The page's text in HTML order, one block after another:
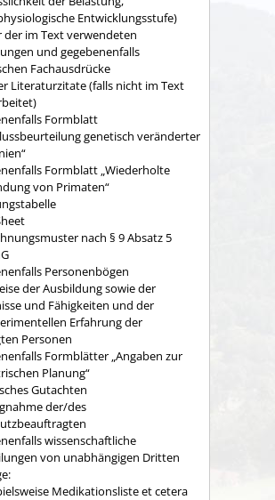
Entwicklungsstufe)
der im Text verwendeten
und gegebenenfalls
Fachausdrücke
Literaturzitate (falls nicht im Text
Formblatt
genetisch veränderter
Formblatt „Wiederholte
von Primaten“
nach § 9 Absatz 5
Personenbögen
der Ausbildung sowie der
und Fähigkeiten und der
Erfahrung der
Personen
Formblätter „Angaben zur
Planung“
Gutachten
der/des
wissenschaftliche
von unabhängigen Dritten
Medikationsliste et cetera